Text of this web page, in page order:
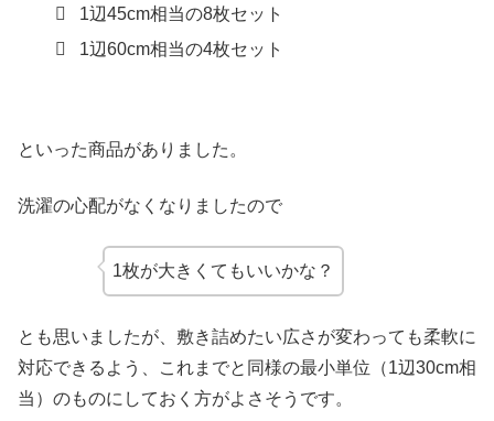
1辺45cm相当の8枚セット
1辺60cm相当の4枚セット
といった商品がありました。
洗濯の心配がなくなりましたので
1枚が大きくてもいいかな？
とも思いましたが、敷き詰めたい広さが変わっても柔軟に
対応できるよう、これまでと同様の最小単位（1辺30cm相
当）のものにしておく方がよさそうです。